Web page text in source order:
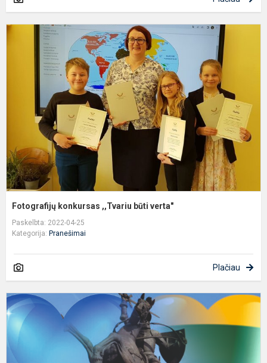
Fotografijų konkursas ,,Tvariu būti verta"
Paskelbta: 2022-04-25
Kategorija: Pranešimai
Plačiau